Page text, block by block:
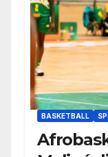
BASKETBALL